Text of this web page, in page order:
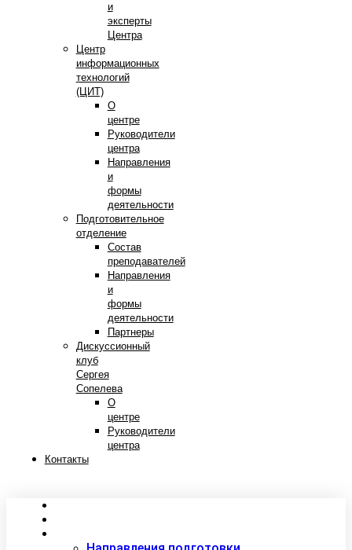
и
эксперты
Центра
Центр
информационных
технологий
(ЦИТ)
О
центре
Руководители
центра
Направления
и
формы
деятельности
Подготовительное
отделение
Состав
преподавателей
Направления
и
формы
деятельности
Партнеры
Дискуссионный
клуб
Сергея
Сопелева
О
центре
Руководители
центра
Контакты